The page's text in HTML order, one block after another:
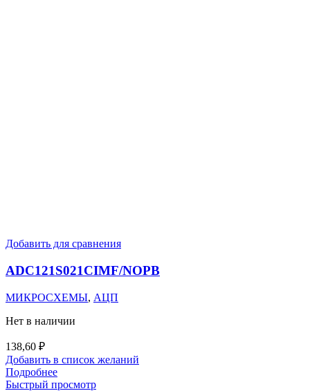
Добавить для сравнения
ADC121S021CIMF/NOPB
МИКРОСХЕМЫ, АЦП
Нет в наличии
138,60 ₽
Добавить в список желаний
Подробнее
Быстрый просмотр